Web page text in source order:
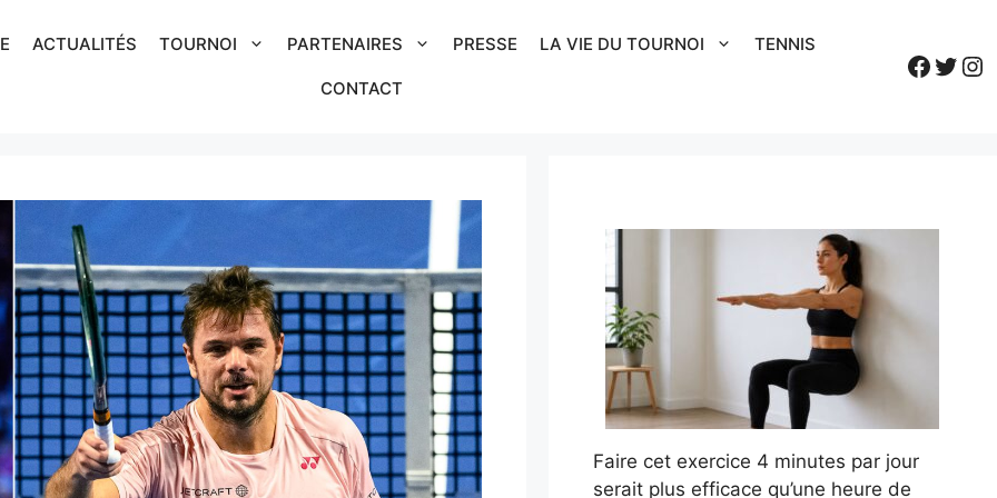
ACTUALITÉS TOURNOI PARTENAIRES PRESSE LA VIE DU TOURNOI TENNIS
CONTACT
Faire cet exercice 4 minutes par jour
serait plus efficace qu’une heure de